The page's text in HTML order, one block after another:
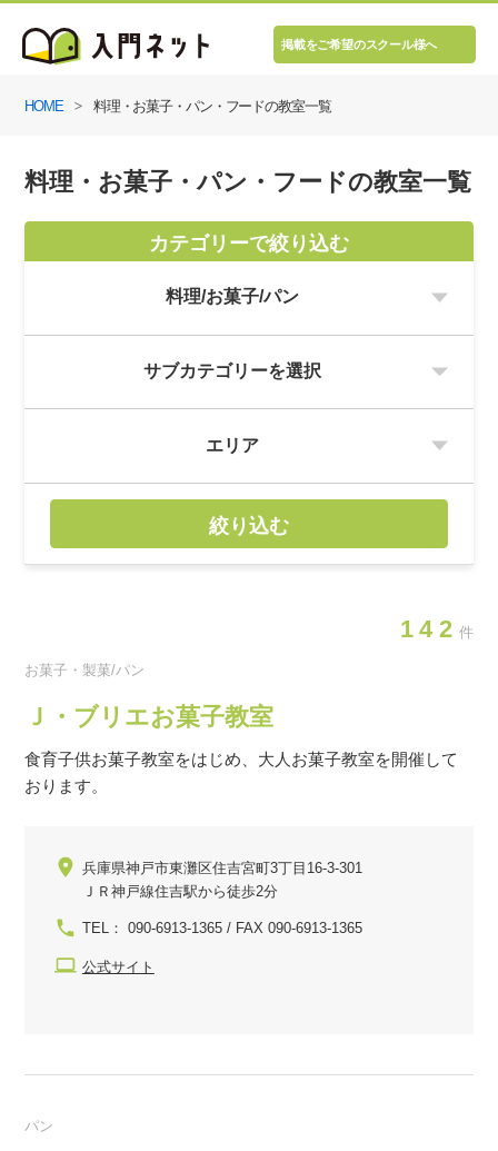
掲載をご希望のスクール様へ
HOME 料理・お菓子・パン・フードの教室一覧
料理・お菓子・パン・フードの教室一覧
カテゴリーで絞り込む
絞り込む
142 件
お菓子・製菓/パン
Ｊ・ブリエお菓子教室
食育子供お菓子教室をはじめ、大人お菓子教室を開催して
おります。
兵庫県神戸市東灘区住吉宮町3丁目16-3-301
ＪＲ神戸線住吉駅から徒歩2分
TEL： 090-6913-1365 / FAX 090-6913-1365
公式サイト
パン